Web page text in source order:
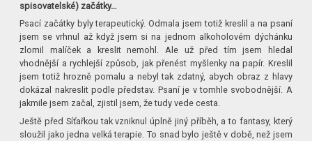
spisovatelské) začátky…
Psací začátky byly terapeutický. Odmala jsem totiž kreslil a na psaní
jsem se vrhnul až když jsem si na jednom alkoholovém dýchánku
zlomil malíček a kreslit nemohl. Ale už před tím jsem hledal
vhodnější a rychlejší způsob, jak přenést myšlenky na papír. Kreslil
jsem totiž hrozně pomalu a nebyl tak zdatný, abych obraz z hlavy
dokázal nakreslit podle představ. Psaní je v tomhle svobodnější. A
jakmile jsem začal, zjistil jsem, že tudy vede cesta.
Ještě před Síťařkou tak vzniknul úplně jiný příběh, a to fantasy, který
sloužil jako jedna velká terapie. To snad bylo ještě v době, než jsem